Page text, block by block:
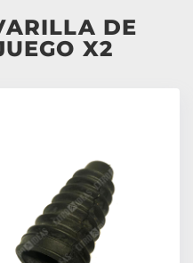
DE
X2